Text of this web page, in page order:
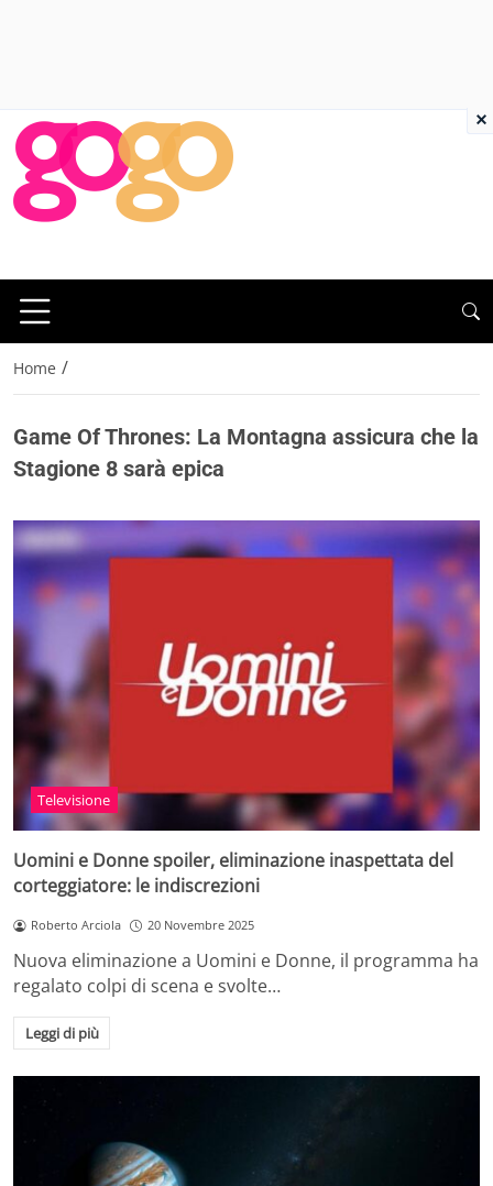
Home /
Game Of Thrones: La Montagna assicura che la
Stagione 8 sarà epica
Televisione
Uomini e Donne spoiler, eliminazione inaspettata del
corteggiatore: le indiscrezioni
Roberto Arciola 20 Novembre 2025
Nuova eliminazione a Uomini e Donne, il programma ha
regalato colpi di scena e svolte…
Leggi di più
×